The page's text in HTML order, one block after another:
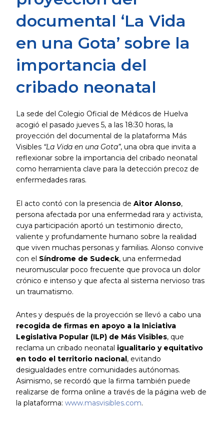
documental ‘La Vida
en una Gota’ sobre la
importancia del
cribado neonatal
La sede del Colegio Oficial de Médicos de Huelva
acogió el pasado jueves 5, a las 18:30 horas, la
proyección del documental de la plataforma Más
Visibles “La Vida en una Gota”, una obra que invita a
reflexionar sobre la importancia del cribado neonatal
como herramienta clave para la detección precoz de
enfermedades raras.
El acto contó con la presencia de Aitor Alonso,
persona afectada por una enfermedad rara y activista,
cuya participación aportó un testimonio directo,
valiente y profundamente humano sobre la realidad
que viven muchas personas y familias. Alonso convive
con el Síndrome de Sudeck, una enfermedad
neuromuscular poco frecuente que provoca un dolor
crónico e intenso y que afecta al sistema nervioso tras
un traumatismo.
Antes y después de la proyección se llevó a cabo una
recogida de firmas en apoyo a la Iniciativa
Legislativa Popular (ILP) de Más Visibles, que
reclama un cribado neonatal igualitario y equitativo
en todo el territorio nacional , evitando
desigualdades entre comunidades autónomas.
Asimismo, se recordó que la firma también puede
realizarse de forma online a través de la página web de
la plataforma: www.masvisibles.com.